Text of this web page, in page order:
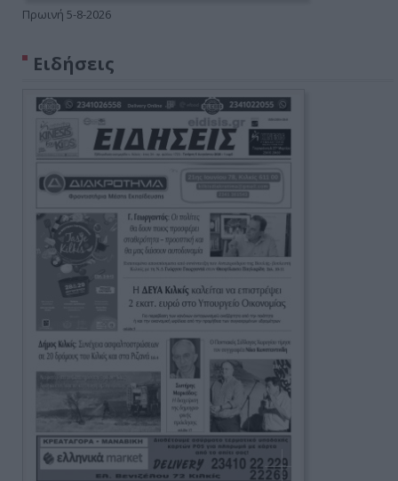
Πρωινή 5-8-2026
Ειδήσεις